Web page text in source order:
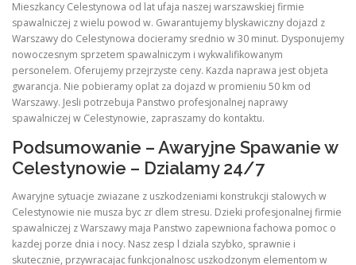
Mieszkancy Celestynowa od lat ufaja naszej warszawskiej firmie
spawalniczej z wielu powod w. Gwarantujemy blyskawiczny dojazd z
Warszawy do Celestynowa docieramy srednio w 30 minut. Dysponujemy
nowoczesnym sprzetem spawalniczym i wykwalifikowanym
personelem. Oferujemy przejrzyste ceny. Kazda naprawa jest objeta
gwarancja. Nie pobieramy oplat za dojazd w promieniu 50 km od
Warszawy. Jesli potrzebuja Panstwo profesjonalnej naprawy
spawalniczej w Celestynowie, zapraszamy do kontaktu.
Podsumowanie – Awaryjne Spawanie w
Celestynowie – Dzialamy 24/7
Awaryjne sytuacje zwiazane z uszkodzeniami konstrukcji stalowych w
Celestynowie nie musza byc zr dlem stresu. Dzieki profesjonalnej firmie
spawalniczej z Warszawy maja Panstwo zapewniona fachowa pomoc o
kazdej porze dnia i nocy. Nasz zesp l dziala szybko, sprawnie i
skutecznie, przywracajac funkcjonalnosc uszkodzonym elementom w